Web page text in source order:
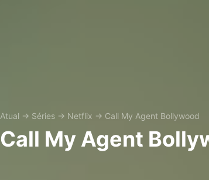
Atual → Séries → Netflix → Call My Agent Bollywood
Call My Agent